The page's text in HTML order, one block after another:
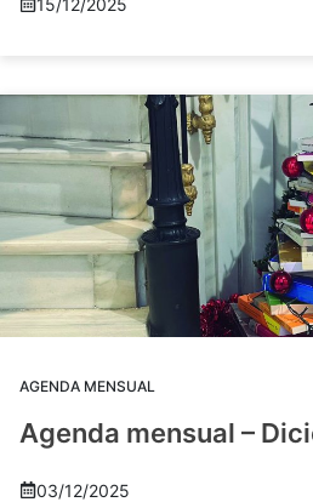
AGENDA MENSUAL
Agenda mensual –
03/12/2025